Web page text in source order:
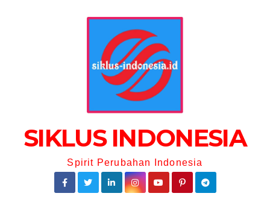
SIKLUS INDONESIA
Spirit Perubahan Indonesia